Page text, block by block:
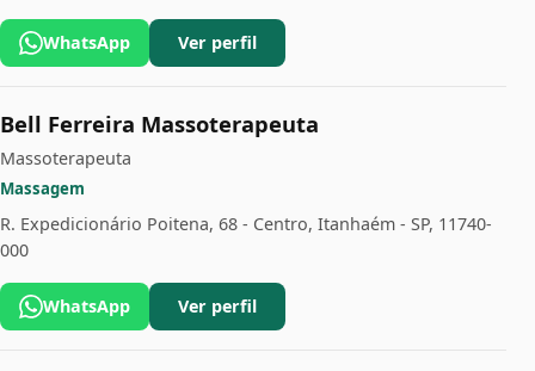
WhatsApp Ver perfil
Bell Ferreira Massoterapeuta
Massoterapeuta
Massagem
R. Expedicionário Poitena, 68 - Centro, Itanhaém - SP, 11740-
000
WhatsApp Ver perfil